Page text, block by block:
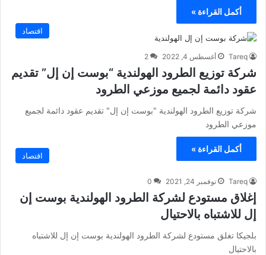
أكمل القراءة »
اقتصاد
Tareq أغسطس 4, 2022 2
شركة توزيع الطرود الهولندية “بوست إن إل” تقديم
عقود دائمة لجميع موزعي الطرود
شركة توزيع الطرود الهولندية "بوست إن إل" تقديم عقود دائمة لجميع
موزعي الطرود
أكمل القراءة »
اقتصاد
Tareq نوفمبر 24, 2021 0
إغلاق مستودع لشركة الطرود الهولندية بوست إن
إل للاشتباه بالاحتيال
بلجيكا تغلق مستودع لشركة الطرود الهولندية بوست إن إل للاشتباه
بالاحتيال